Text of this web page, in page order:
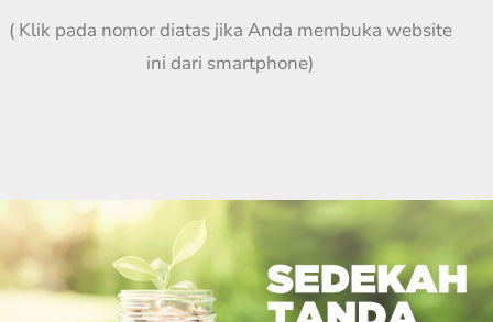
( Klik pada nomor diatas jika Anda membuka website
ini dari smartphone)